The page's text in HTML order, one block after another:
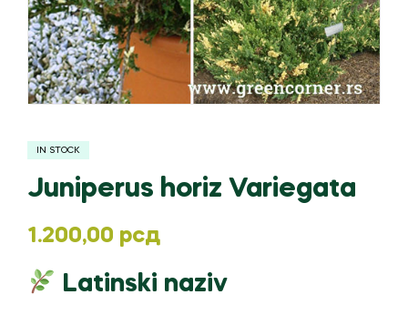
IN STOCK
Juniperus horiz Variegata
1.200,00 рсд
Latinski naziv